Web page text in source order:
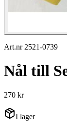
Art.nr 2521-0739
Nål till
270 kr
I lager